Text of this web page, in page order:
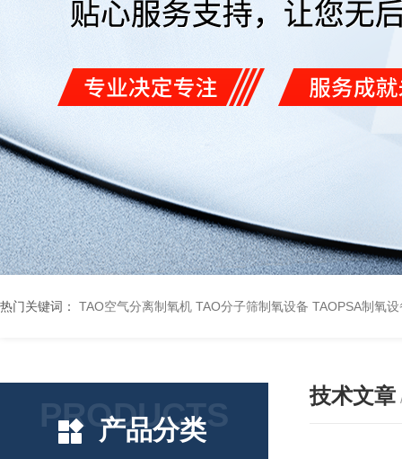
热门关键词： TAO空气分离制氧机 TAO分子筛制氧设备 TAOPSA制氧设
PRODUCTS
产品分类
技术文章